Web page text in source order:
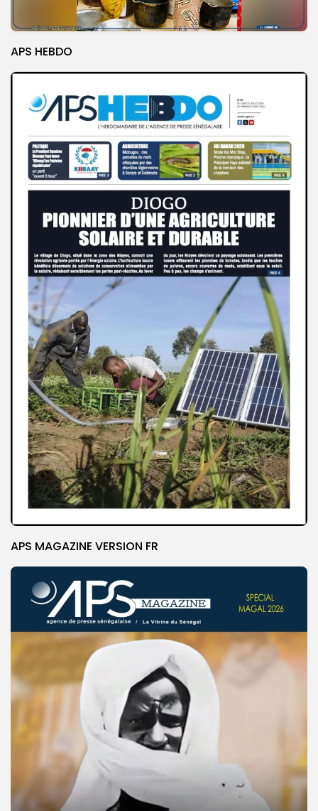
APS HEBDO
APS MAGAZINE VERSION FR